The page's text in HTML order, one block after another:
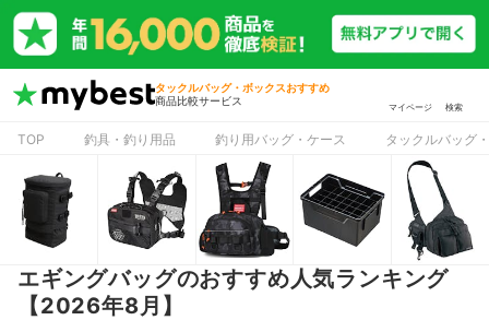
タックルバッグ・ボックスおすすめ
商品比較サービス
マイページ 検索
TOP 釣具・釣り用品 釣り用バッグ・ケース タックルバッグ
エギングバッグのおすすめ人気ランキング
【2026年8月】